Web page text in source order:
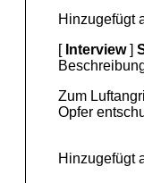
Hinzugefügt
[ Interview]
Zum
Opfer
Hinzugefügt